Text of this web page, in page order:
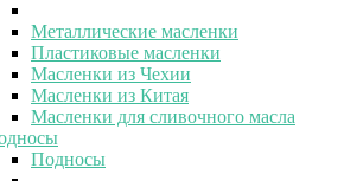
Металлические масленки
Пластиковые масленки
Масленки из Чехии
Масленки из Китая
Масленки для сливочного масла
Подносы